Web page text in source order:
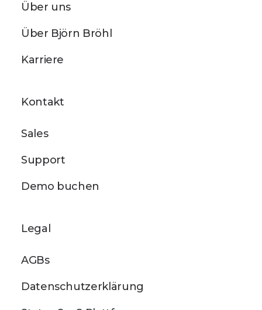
Über uns
Über Björn Bröhl
Karriere
Kontakt
Sales
Support
Demo buchen
Legal
AGBs
Datenschutzerklärung